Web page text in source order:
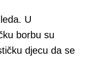
U
borbu su
djecu da se